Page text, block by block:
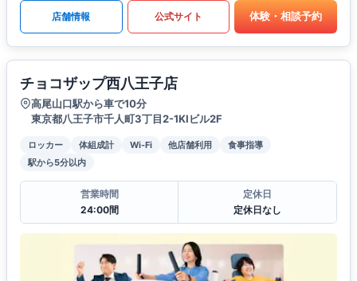
店舗情報 公式サイト 体験・相談予約
チョコザップ西八王子店
高尾山口駅から車で10分
東京都八王子市千人町3丁目2-1KIビル2F
ロッカー 体組成計 Wi-Fi 他店舗利用
食事指導
駅から5分以内
営業時間
24:00間
定休日
定休日なし